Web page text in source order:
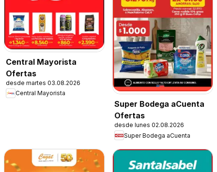
Central Mayorista
Ofertas
desde martes 03.08.2026
Central Mayorista
Super Bodega aCuenta
Ofertas
desde lunes 02.08.2026
Super Bodega aCuenta